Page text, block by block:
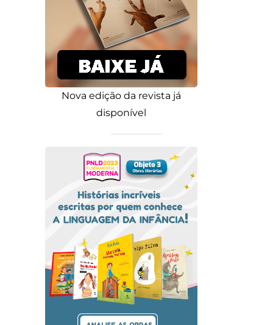
Nova edição da revista já
disponível